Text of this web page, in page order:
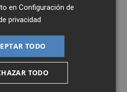
enConfiguración de
privacidad
TODO
TODO